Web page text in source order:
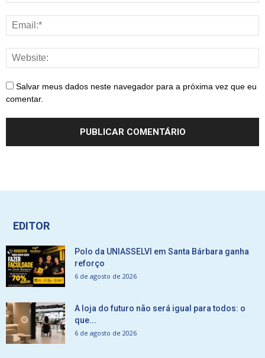
Salvar meus dados neste navegador para a próxima vez que eu
comentar.
EDITOR
Polo da UNIASSELVI em Santa Bárbara ganha
reforço
6 de agosto de 2026
A loja do futuro não será igual para todos: o
que...
6 de agosto de 2026